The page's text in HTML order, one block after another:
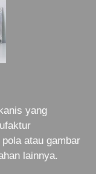
yang
atau gambar
lainnya.